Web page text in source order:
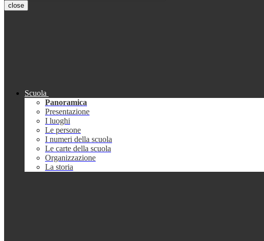
close
Scuola
Panoramica
Presentazione
I luoghi
Le persone
I numeri della scuola
Le carte della scuola
Organizzazione
La storia